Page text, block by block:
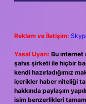
Reklam ve İletişim:
Yasal Uyarı: Bu internet
şahıs şirketi ile hiçbir
kendi hazırladığımız
içerikler haber niteliği
hakkında paylaşım
isim benzerlikleri